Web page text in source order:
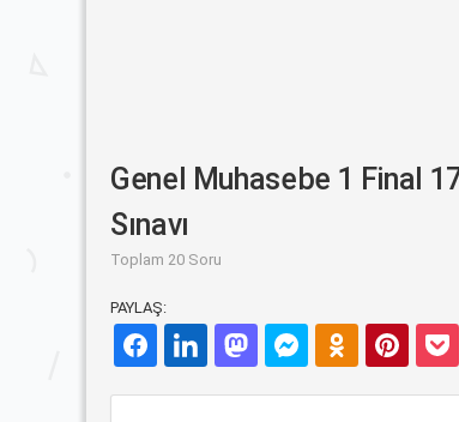
Genel Muhasebe 1 Final
Sınavı
Toplam 20 Soru
PAYLAŞ: